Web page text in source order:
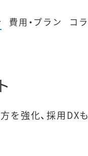
費用・プラン コ
を強化、採用DX